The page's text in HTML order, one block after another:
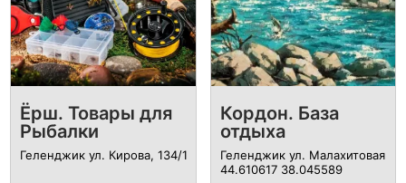
Ёрш. Товары для
Рыбалки
Геленджик ул. Кирова, 134/1
Кордон. База
отдыха
Геленджик ул. Малахитовая
44.610617 38.045589